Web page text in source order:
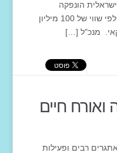
הונפקה
בבורסה של טורונטו (TSXv) קנדה לפי שווי של 100 מיליון
ואורח חיים
רבים ופעילות